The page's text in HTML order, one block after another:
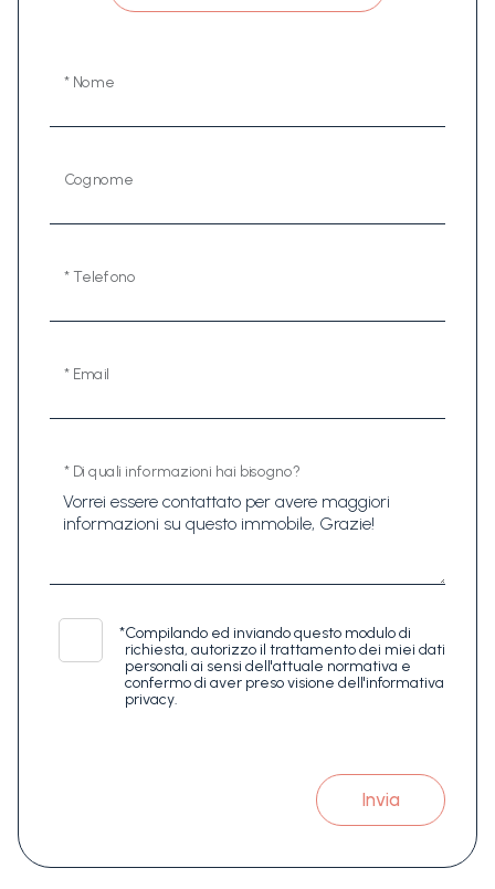
* Nome
Cognome
* Telefono
* Email
* Di quali informazioni hai bisogno?
*Compilando ed inviando questo modulo di
richiesta, autorizzo il trattamento dei miei dati
personali ai sensi dell'attuale normativa e
confermo di aver preso visione dell'informativa
privacy.
Invia